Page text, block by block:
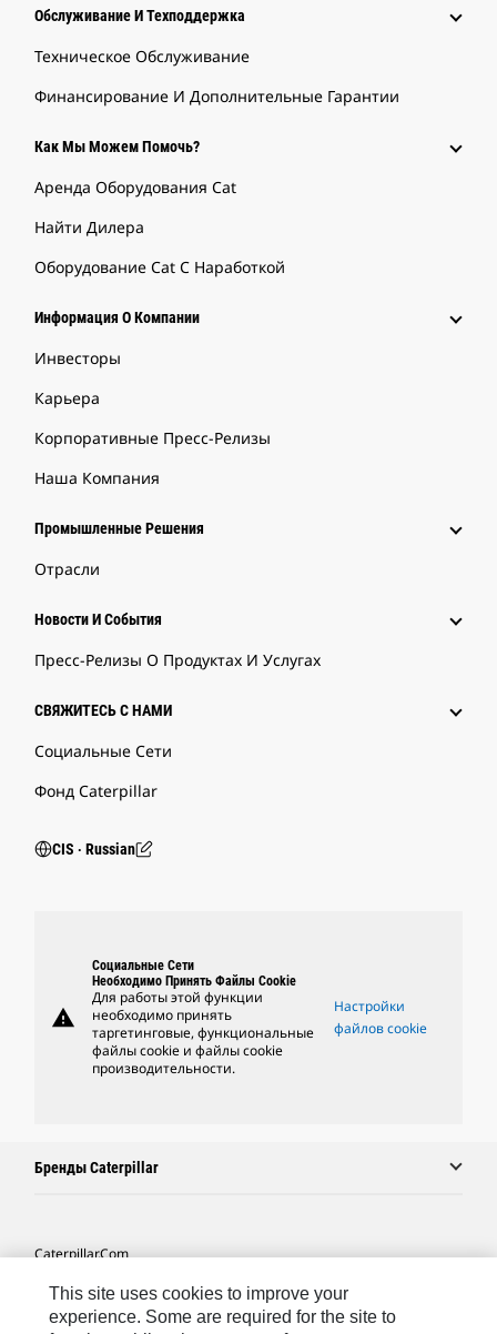
Обслуживание И Техподдержка
Техническое Обслуживание
Финансирование И Дополнительные Гарантии
Как Мы Можем Помочь?
Аренда Оборудования Cat
Найти Дилера
Оборудование Cat С Наработкой
Информация О Компании
Инвесторы
Карьера
Корпоративные Пресс-Релизы
Наша Компания
Промышленные Решения
Отрасли
Новости И События
Пресс-Релизы О Продуктах И Услугах
СВЯЖИТЕСЬ С НАМИ
Социальные Сети
Фонд Caterpillar
CIS ‧ Russian
warning
Социальные Сети
Необходимо Принять Файлы Cookie
Для работы этой функции
необходимо принять
таргетинговые, функциональные
файлы cookie и файлы cookie
производительности.
Настройки
файлов cookie
Бренды Caterpillar
Caterpillar.com
Связаться С Caterpillar
Карта Сайта
This site uses cookies to improve your
experience. Some are required for the site to